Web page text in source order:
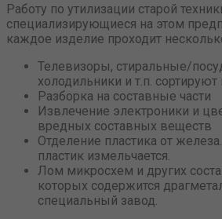
Работу по утилизации старой
специализирующиеся на этом
каждое изделие проходит
Телевизоры, стиральные/
холодильники и т.п. сортируют
Разборка на составные части
Извлечение электроники и
вредных составных веществ
Отделение пластика от
пластик измельчается.
Лом микросхем и других
которых содержится
специальный завод.